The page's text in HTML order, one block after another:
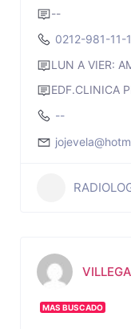
--
0212-981-11-
LUN A VIER:
EDF.CLINICA
--
MAS BUSCADO